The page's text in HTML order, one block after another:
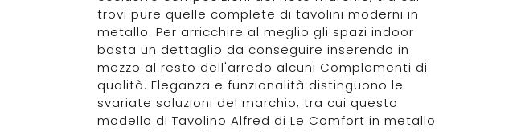
trovi pure quelle complete di tavolini moderni in
metallo. Per arricchire al meglio gli spazi indoor
basta un dettaglio da conseguire inserendo in
mezzo al resto dell'arredo alcuni Complementi di
qualità. Eleganza e funzionalità distinguono le
svariate soluzioni del marchio, tra cui questo
modello di Tavolino Alfred di Le Comfort in metallo